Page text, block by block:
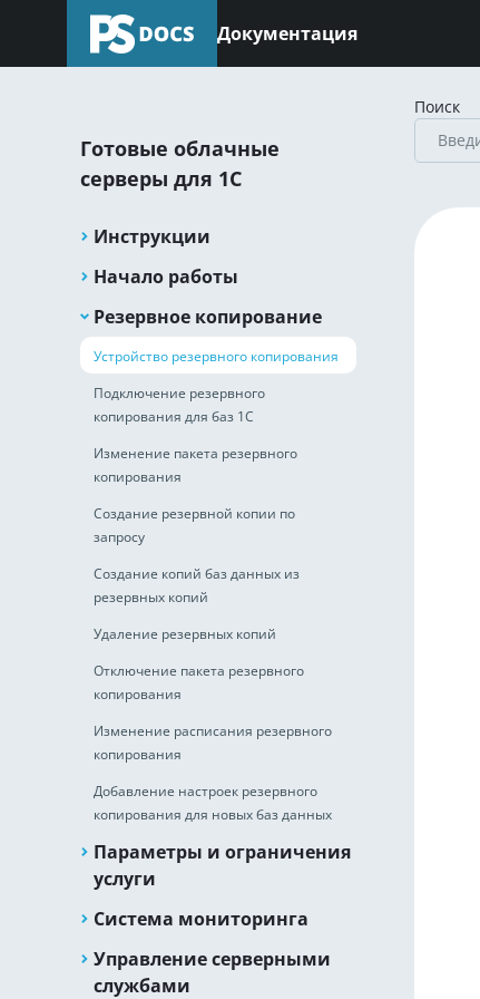
Документация
Готовые облачные
серверы для 1С
Инструкции
Начало работы
Резервное копирование
Устройство резервного копирования
Подключение резервного
копирования для баз 1С
Изменение пакета резервного
копирования
Создание резервной копии по
запросу
Создание копий баз данных из
резервных копий
Удаление резервных копий
Отключение пакета резервного
копирования
Изменение расписания резервного
копирования
Добавление настроек резервного
копирования для новых баз данных
Параметры и ограничения
услуги
Система мониторинга
Управление серверными
службами
Поиск